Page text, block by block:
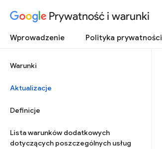
Prywatność i warunki
Wprowadzenie Polityka prywatności
Warunki
Aktualizacje
Definicje
Lista warunków dodatkowych
dotyczących poszczególnych usług